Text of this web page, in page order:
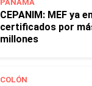
PANAMÁ
CEPANIM: MEF ya
certificados por
millones
COLÓN